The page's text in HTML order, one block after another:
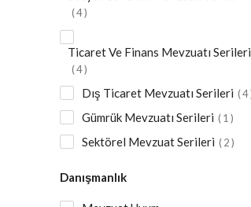
4
Ticaret Ve Finans Mevzuatı Serileri
4
Dış Ticaret Mevzuatı Serileri 4
Gümrük Mevzuatı Serileri 1
Sektörel Mevzuat Serileri 2
Danışmanlık